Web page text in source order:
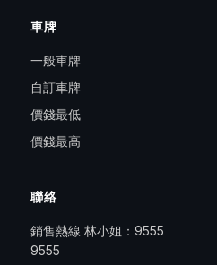
車牌
一般車牌
自訂車牌
價錢最低
價錢最高
聯絡
銷售熱線 林小姐： 9555
9555